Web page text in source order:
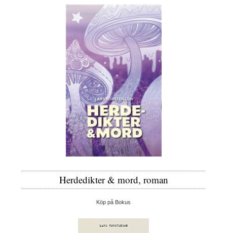
Herdedikter & mord, roman
Köp på Bokus